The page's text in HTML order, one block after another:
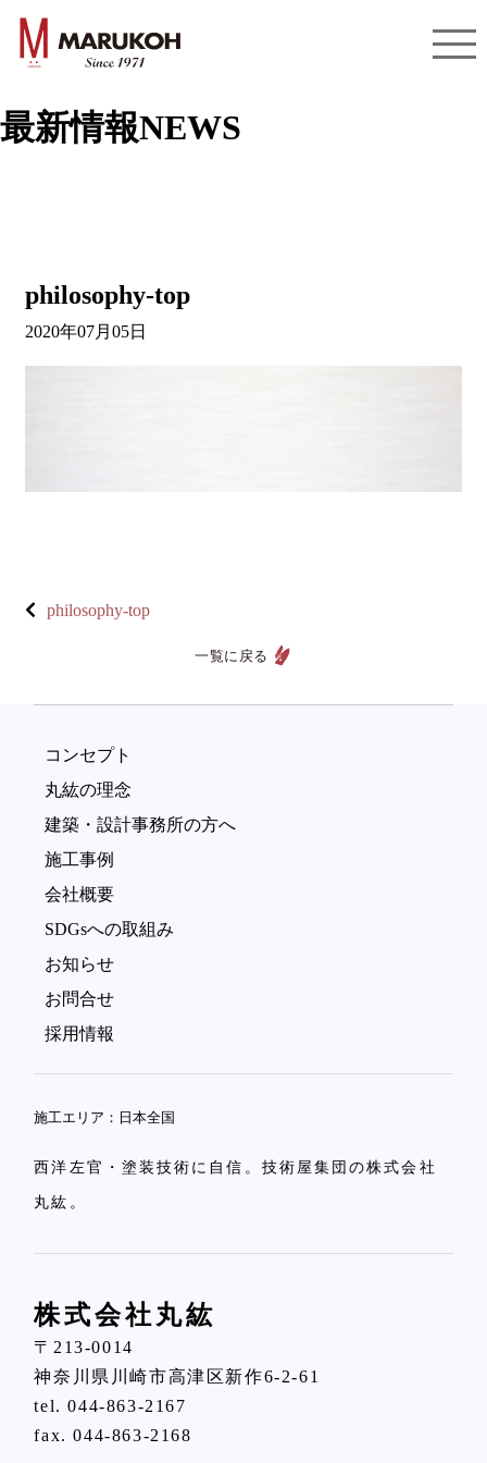
最新情報NEWS
philosophy-top
2020年07月05日
philosophy-top
一覧に戻る
コンセプト
丸紘の理念
建築・設計事務所の方へ
施工事例
会社概要
SDGsへの取組み
お知らせ
お問合せ
採用情報
施工エリア：日本全国
西洋左官・塗装技術に自信。技術屋集団の株式会社
丸紘。
株式会社丸紘
〒213-0014
神奈川県川崎市高津区新作6-2-61
tel.044-863-2167
fax. 044-863-2168